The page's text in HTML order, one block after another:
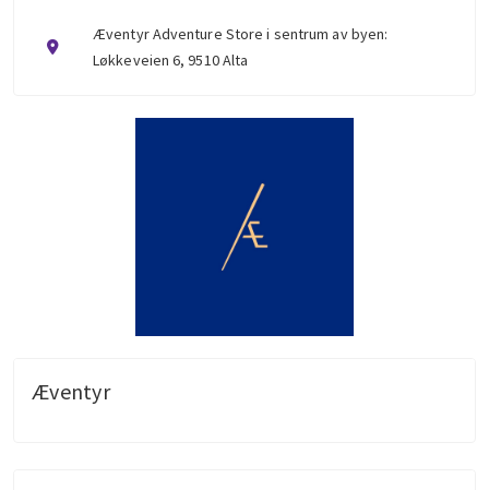
Æventyr Adventure Store i sentrum av byen:
Løkkeveien 6, 9510 Alta
Æventyr